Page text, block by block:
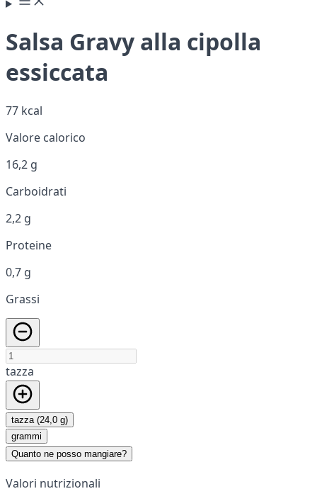
Salsa Gravy alla cipolla
essiccata
77 kcal
Valore calorico
16,2 g
Carboidrati
2,2 g
Proteine
0,7 g
Grassi
tazza
tazza (24,0 g)
grammi
Quanto ne posso mangiare?
Valori nutrizionali